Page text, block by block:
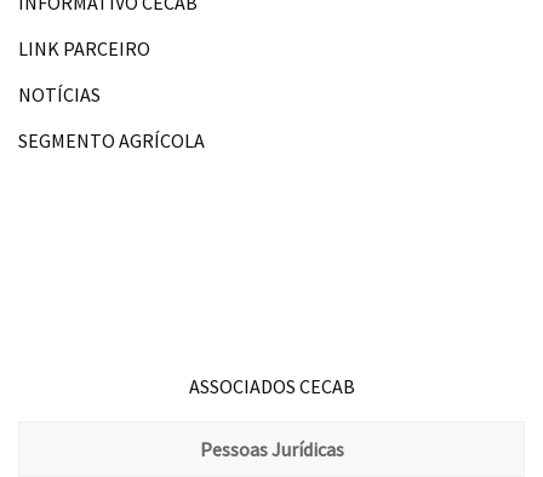
LINK PARCEIRO
NOTÍCIAS
SEGMENTO AGRÍCOLA
ASSOCIADOS CECAB
Pessoas Jurídicas